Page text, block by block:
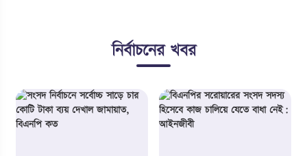
নির্বাচনের খবর